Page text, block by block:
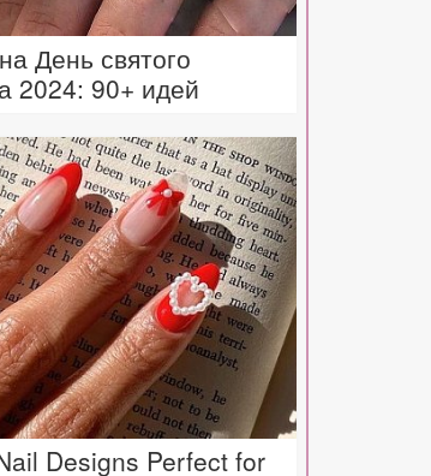
День святого
2024: 90+ идей
Designs Perfect for